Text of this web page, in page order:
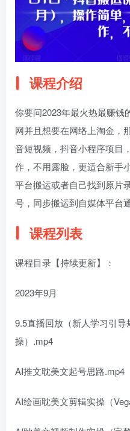
课程介绍
你要问2023年最火热最赚钱
网并且想要在网络上淘金，
音短视频，抖音小程序项目
作，不用露脸，更适合新手
平台搬运或者自己找到原片
号，同步搬运到自媒体平台
课程列表
课程目录【持续更新】：
2023年9月
9.5直播回放（新人学习引
操）.mp4
AI推文耽美文起号思路.mp4
AI绘画耽美文剪辑实操（